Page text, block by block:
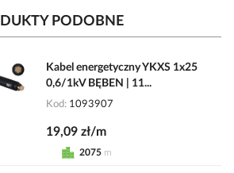
PODOBNE
Kabel energetyczny YKXS 1x25
0,6/1kV BĘBEN | 11...
Kod 1093907
19,09 zł/m
2075 m